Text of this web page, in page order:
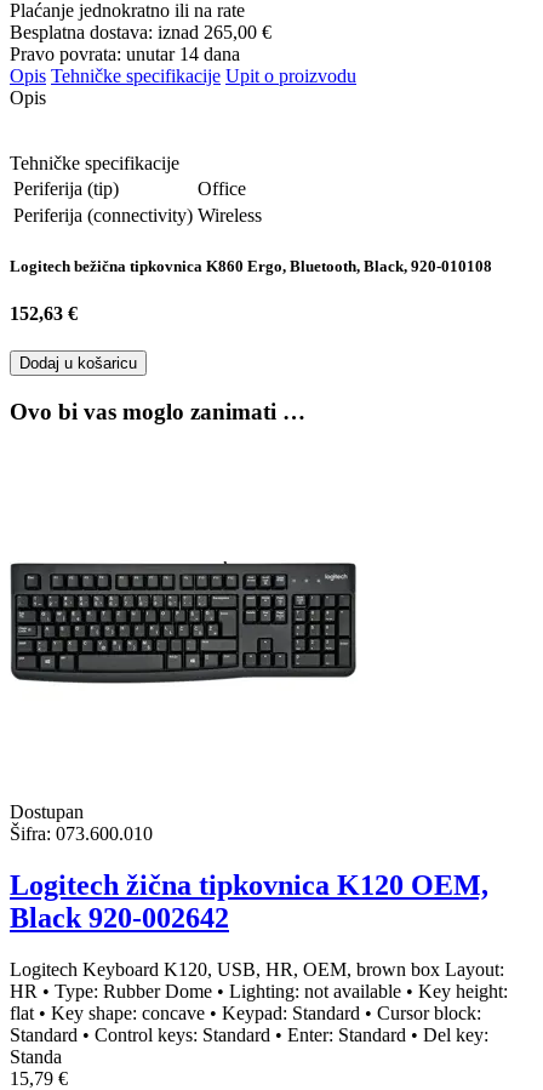
Plaćanje jednokratno ili na rate
Besplatna dostava: iznad 265,00 €
Pravo povrata: unutar 14 dana
Opis Tehničke specifikacije Upit o proizvodu
Opis
Tehničke specifikacije
Periferija (tip)
Office
Periferija (connectivity) Wireless
Logitech bežična tipkovnica K860 Ergo, Bluetooth, Black, 920-010108
152,63 €
Dodaj u košaricu
Ovo bi vas moglo zanimati …
Dostupan
Šifra: 073.600.010
Logitech žična tipkovnica K120 OEM,
Black 920-002642
Logitech Keyboard K120, USB, HR, OEM, brown box Layout:
HR • Type: Rubber Dome • Lighting: not available • Key height:
flat • Key shape: concave • Keypad: Standard • Cursor block:
Standard • Control keys: Standard • Enter: Standard • Del key:
Standa
15,79 €